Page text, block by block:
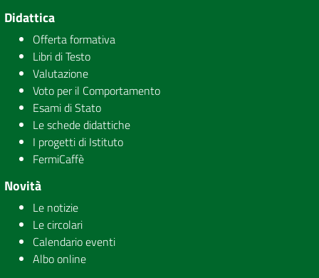
Didattica
Offerta formativa
Libri di Testo
Valutazione
Voto per il Comportamento
Esami di Stato
Le schede didattiche
I progetti di Istituto
FermiCaffè
Novità
Le notizie
Le circolari
Calendario eventi
Albo online